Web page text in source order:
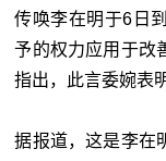
传唤李在明于6日
予的权力应用于改
指出，此言委婉表
据报道，这是李在